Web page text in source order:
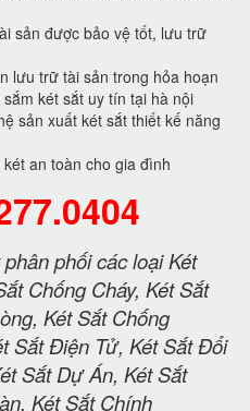
sản được bảo vệ tốt, lưu trữ
lưu trữ tài sản trong hỏa hoạn
két sắt uy tín tại hà nội
sản xuất két sắt thiết kế năng
an toàn cho gia đình
phối các loại Két
Chống Cháy, Két Sắt
Két Sắt Chống
Sắt Điện Tử, Két Sắt Đổi
Sắt Dự Án, Két Sắt
Két Sắt Chính